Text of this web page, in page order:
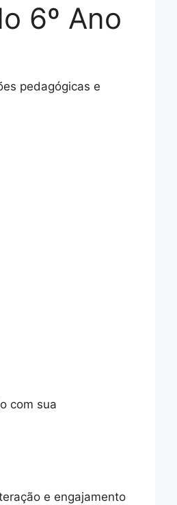
6º Ano
pedagógicas e
com sua
e engajamento